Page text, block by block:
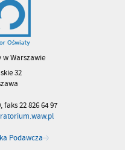
Warszawie
32
faks 22 826 64 97
Podawcza